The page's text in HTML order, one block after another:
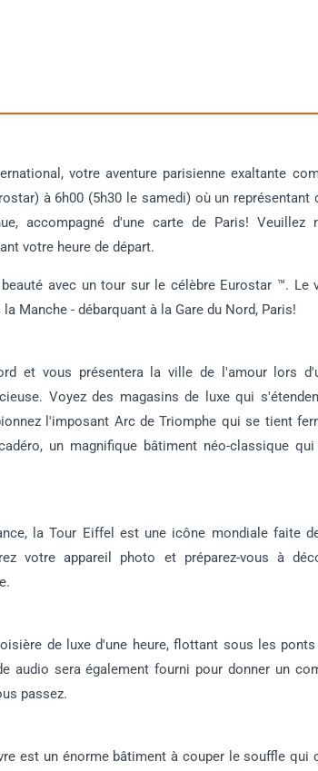
votre aventure parisienne exaltante
à 6h00 (5h30 le samedi) où un représentant
accompagné d'une carte de Paris! Veuillez
votre heure de départ.
avec un tour sur le célèbre Eurostar ™. Le
Manche - débarquant à la Gare du Nord, Paris!
et vous présentera la ville de l'amour lors
Voyez des magasins de luxe qui
l'imposant Arc de Triomphe qui se tient
un magnifique bâtiment néo-classique
la Tour Eiffel est une icône mondiale faite
votre appareil photo et préparez-vous à
de luxe d'une heure, flottant sous les
audio sera également fourni pour donner un
passez.
est un énorme bâtiment à couper le souffle qui